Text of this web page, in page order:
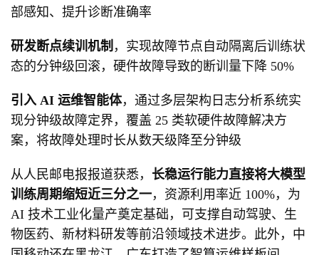
部感知、提升诊断准确率
研发断点续训机制 ，实现故障节点自动隔离后训练状
态的分钟级回滚，硬件故障导致的断训量下降 50%
引入 AI 运维智能体，通过多层架构日志分析系统实
现分钟级故障定界，覆盖 25 类软硬件故障解决方
案，将故障处理时长从数天级降至分钟级
从人民邮电报报道获悉， 长稳运行能力直接将大模型
训练周期缩短近三分之一，资源利用率近 100%，为
AI 技术工业化量产奠定基础，可支撑自动驾驶、生
物医药、新材料研发等前沿领域技术进步。此外，中